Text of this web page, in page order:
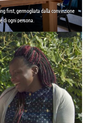
first, germogliata dalla convinzione
di ogni persona.